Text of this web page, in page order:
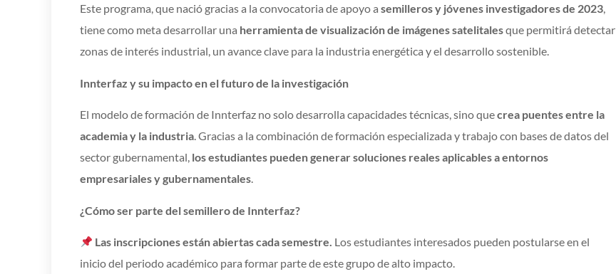
Este programa, que nació gracias a la convocatoria de apoyo a semilleros y jóvenes investigadores de 2023,
tiene como meta desarrollar una herramienta de visualización de imágenes satelitalesque permitirá detectar
zonas de interés industrial, un avance clave para la industria energética y el desarrollo sostenible.
Innterfaz y su impacto en el futuro de la investigación
El modelo de formación de Innterfaz no solo desarrolla capacidades técnicas, sino quecrea puentes entre la
academia y la industria. Gracias a la combinación de formación especializada y trabajo con bases de datos del
sector gubernamental, los estudiantes pueden generar soluciones reales aplicables a entornos
empresariales y gubernamentales.
¿Cómo ser parte del semillero de Innterfaz?
Las inscripciones están abiertas cada semestre. Los estudiantes interesados pueden postularse en el
inicio del periodo académico para formar parte de este grupo de alto impacto.